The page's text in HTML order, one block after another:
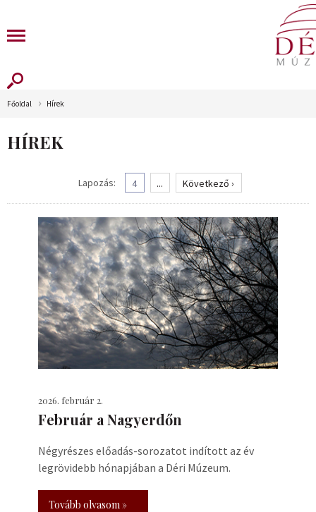
Főoldal Hírek
HÍREK
Lapozás: 4 ... Következő ›
2026. február 2.
Február a Nagyerdőn
Négyrészes előadás-sorozatot indított az év
legrövidebb hónapjában a Déri Múzeum.
Tovább olvasom »